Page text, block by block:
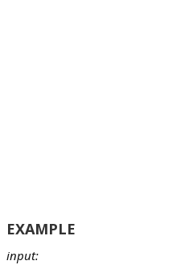
EXAMPLE
input: